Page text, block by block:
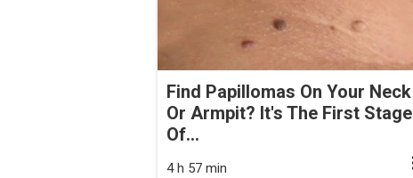
Find Papillomas On Your Neck
Or Armpit? It's The First Stage
Of...
4 h 57 min